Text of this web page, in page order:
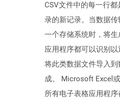
CSV文件中的每一行
录的新记录。当数据
一个存储系统时，将
应用程序都可以识别
将此类数据文件导入
成。 Microsoft Excel
所有电子表格应用程